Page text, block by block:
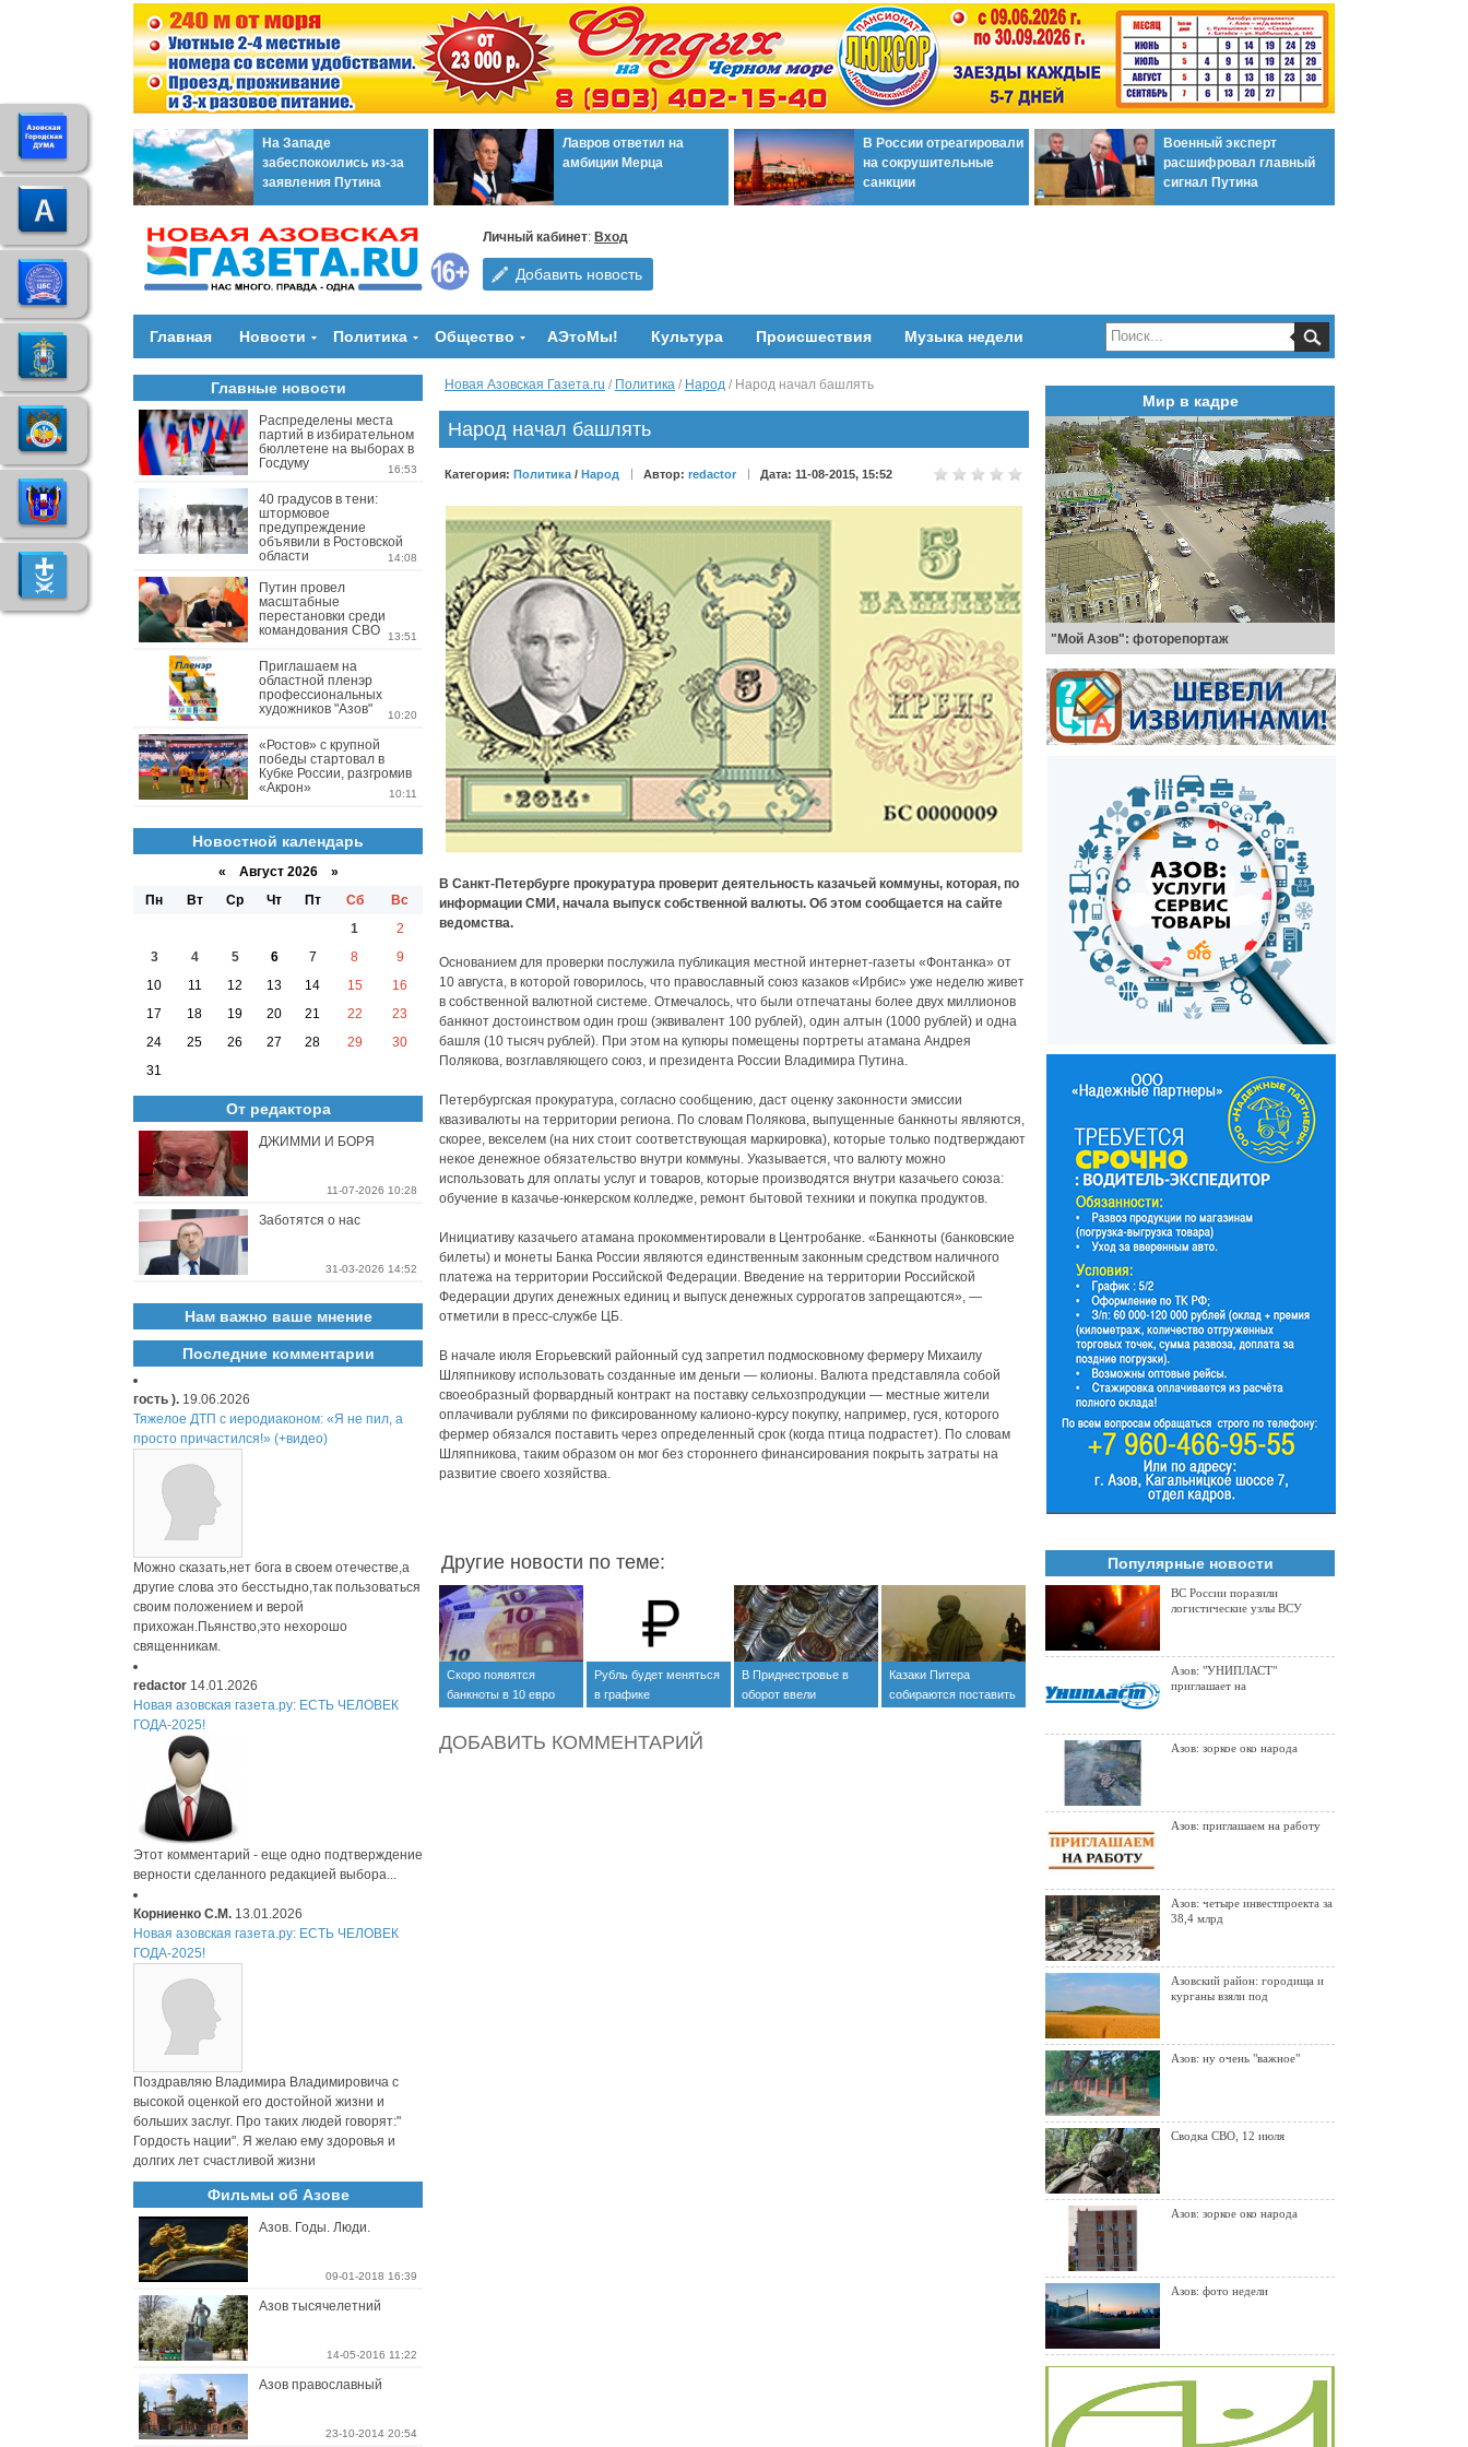
На Западе
забеспокоились из-за
заявления Путина
Лавров ответил на
амбиции Мерца
В России отреагировали
на сокрушительные
санкции
Военный эксперт
расшифровал главный
сигнал Путина
Личный кабинет: Вход
Добавить новость
Главная Новости Политика Общество АЭтоМы! Культура Происшествия Музыка недели
Новая Азовская Газета.ru / Политика / Народ / Народ начал башлять
Народ начал башлять
Категория: Политика / Народ Автор: redactor Дата: 11-08-2015, 15:52
В Санкт-Петербурге прокуратура проверит деятельность казачьей коммуны, которая, по
информации СМИ, начала выпуск собственной валюты. Об этом сообщается на сайте
ведомства.
Основанием для проверки послужила публикация местной интернет-газеты «Фонтанка» от
10 августа, в которой говорилось, что православный союз казаков «Ирбис» уже неделю живет
в собственной валютной системе. Отмечалось, что были отпечатаны более двух миллионов
банкнот достоинством один грош (эквивалент 100 рублей), один алтын (1000 рублей) и одна
башля (10 тысяч рублей). При этом на купюры помещены портреты атамана Андрея
Полякова, возглавляющего союз, и президента России Владимира Путина.
Петербургская прокуратура, согласно сообщению, даст оценку законности эмиссии
квазивалюты на территории региона. По словам Полякова, выпущенные банкноты являются,
скорее, векселем (на них стоит соответствующая маркировка), которые только подтверждают
некое денежное обязательство внутри коммуны. Указывается, что валюту можно
использовать для оплаты услуг и товаров, которые производятся внутри казачьего союза:
обучение в казачье-юнкерском колледже, ремонт бытовой техники и покупка продуктов.
Инициативу казачьего атамана прокомментировали в Центробанке. «Банкноты (банковские
билеты) и монеты Банка России являются единственным законным средством наличного
платежа на территории Российской Федерации. Введение на территории Российской
Федерации других денежных единиц и выпуск денежных суррогатов запрещаются», —
отметили в пресс-службе ЦБ.
В начале июля Егорьевский районный суд запретил подмосковному фермеру Михаилу
Шляпникову использовать созданные им деньги — колионы. Валюта представляла собой
своеобразный форвардный контракт на поставку сельхозпродукции — местные жители
оплачивали рублями по фиксированному калионо-курсу покупку, например, гуся, которого
фермер обязался поставить через определенный срок (когда птица подрастет). По словам
Шляпникова, таким образом он мог без стороннего финансирования покрыть затраты на
развитие своего хозяйства.
Другие новости по теме:
Скоро появятся
банкноты в 10 евро
Рубль будет меняться
в графике
В Приднестровье в
оборот ввели
Казаки Питера
собираются поставить
ДОБАВИТЬ КОММЕНТАРИЙ
Главные новости
Распределены места
партий в избирательном
бюллетене на выборах в
Госдуму
16:53
40 градусов в тени:
штормовое
предупреждение
объявили в Ростовской
области
14:08
Путин провел
масштабные
перестановки среди
командования СВО
13:51
Приглашаем на
областной пленэр
профессиональных
художников "Азов"
10:20
«Ростов» с крупной
победы стартовал в
Кубке России, разгромив
«Акрон»
10:11
Новостной календарь
« Август 2026 »
Пн
Вт Ср Чт Пт Сб
Вс
1
2
3
4 5 6 7 8
9
10
11 12 13 14 15
16
17
18 19 20 21 22
23
24
25 26 27 28 29
30
31
От редактора
ДЖИММИ И БОРЯ
11-07-2026 10:28
Заботятся о нас
31-03-2026 14:52
Нам важно ваше мнение
Последние комментарии
гость ). 19.06.2026
Тяжелое ДТП с иеродиаконом: «Я не пил, а
просто причастился!» (+видео)
Можно сказать,нет бога в своем отечестве,а
другие слова это бесстыдно,так пользоваться
своим положением и верой
прихожан.Пьянство,это нехорошо
священникам.
redactor 14.01.2026
Новая азовская газета.ру: ЕСТЬ ЧЕЛОВЕК
ГОДА-2025!
Этот комментарий - еще одно подтверждение
верности сделанного редакцией выбора...
Корниенко С.М. 13.01.2026
Новая азовская газета.ру: ЕСТЬ ЧЕЛОВЕК
ГОДА-2025!
Поздравляю Владимира Владимировича с
высокой оценкой его достойной жизни и
больших заслуг. Про таких людей говорят:"
Гордость нации". Я желаю ему здоровья и
долгих лет счастливой жизни
Фильмы об Азове
Азов. Годы. Люди.
09-01-2018 16:39
Азов тысячелетний
14-05-2016 11:22
Азов православный
23-10-2014 20:54
Мир в кадре
"Мой Азов": фоторепортаж
Популярные новости
ВС России поразили
логистические узлы ВСУ
Азов: "УНИПЛАСТ"
приглашает на
Азов: зоркое око народа
Азов: приглашаем на работу
Азов: четыре инвестпроекта за
38,4 млрд
Азовский район: городища и
курганы взяли под
Азов: ну очень "важное"
Сводка СВО, 12 июля
Азов: зоркое око народа
Азов: фото недели